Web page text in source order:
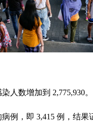
人数增加到 2,775,930。
例，即 3,415 例，结果